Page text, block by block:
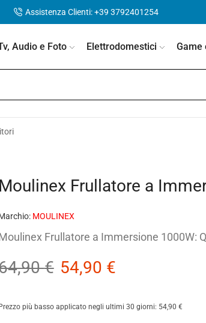
Assistenza Clienti: +39 3792401254
Audio e Foto Elettrodomestici Game
Moulinex Frullatore a
MOULINEX
Frullatore a Immersione 1000W:
€ 54,90 €
Prezzo più basso applicato negli ultimi 30 giorni: 54,90 €